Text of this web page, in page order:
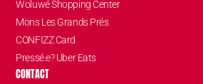
Woluwé Shopping Center
Mons Les Grands Prés
CONFIZZ Card
Pressé.e? Uber Eats
CONTACT